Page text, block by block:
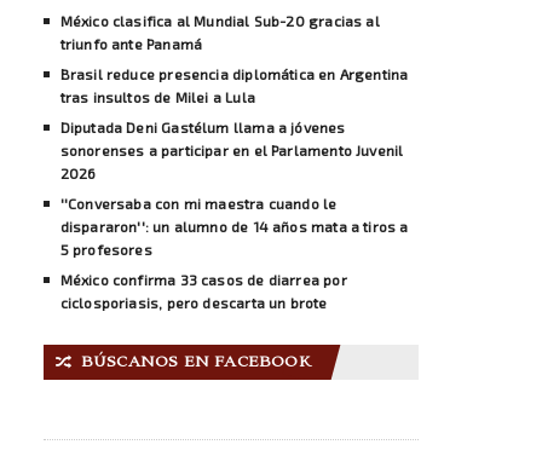
México clasifica al Mundial Sub-20 gracias al
triunfo ante Panamá
Brasil reduce presencia diplomática en Argentina
tras insultos de Milei a Lula
Diputada Deni Gastélum llama a jóvenes
sonorenses a participar en el Parlamento Juvenil
2026
''Conversaba con mi maestra cuando le
dispararon'': un alumno de 14 años mata a tiros a
5 profesores
México confirma 33 casos de diarrea por
ciclosporiasis, pero descarta un brote
🔀 BÚSCANOS EN FACEBOOK